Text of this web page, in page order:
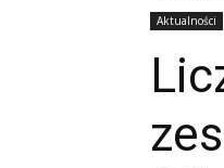
Aktualności